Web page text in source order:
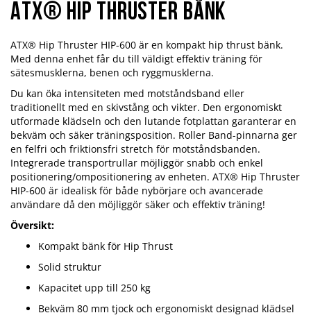
ATX® Hip Thruster Bänk
ATX® Hip Thruster HIP-600 är en kompakt hip thrust bänk.
Med denna enhet får du till väldigt effektiv träning för
sätesmusklerna, benen och ryggmusklerna.
Du kan öka intensiteten med motståndsband eller
traditionellt med en skivstång och vikter. Den ergonomiskt
utformade klädseln och den lutande fotplattan garanterar en
bekväm och säker träningsposition. Roller Band-pinnarna ger
en felfri och friktionsfri stretch för motståndsbanden.
Integrerade transportrullar möjliggör snabb och enkel
positionering/ompositionering av enheten. ATX® Hip Thruster
HIP-600 är idealisk för både nybörjare och avancerade
användare då den möjliggör säker och effektiv träning!
Översikt:
Kompakt bänk för Hip Thrust
Solid struktur
Kapacitet upp till 250 kg
Bekväm 80 mm tjock och ergonomiskt designad klädsel